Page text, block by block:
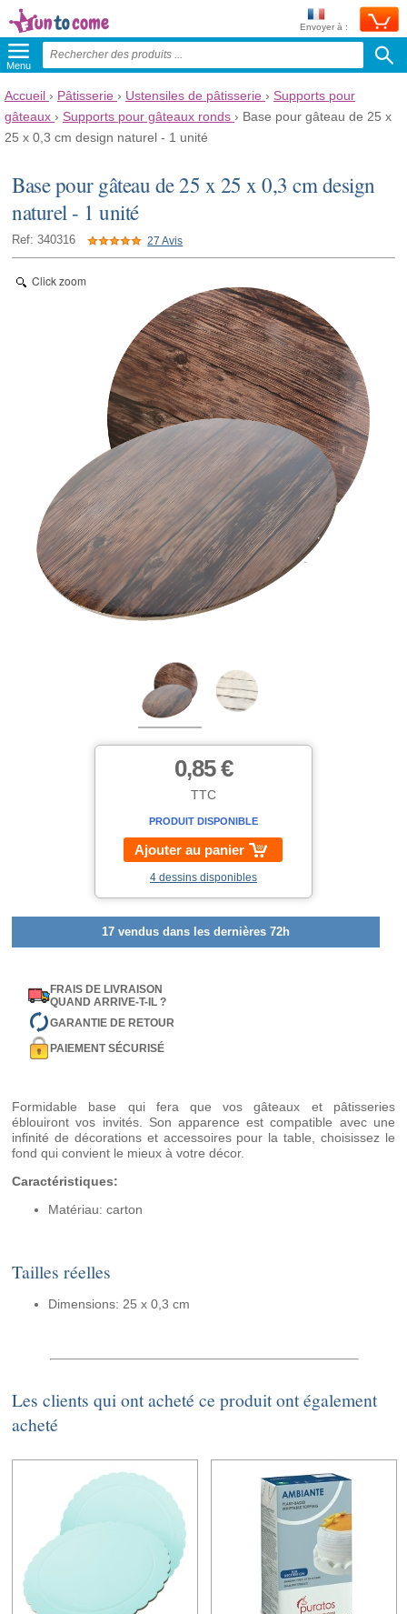
Envoyer à :
Menu
Accueil › Pâtisserie › Ustensiles de pâtisserie › Supports pour
gâteaux › Supports pour gâteaux ronds › Base pour gâteau de 25 x
25 x 0,3 cm design naturel - 1 unité
Base pour gâteau de 25 x 25 x 0,3 cm design
naturel - 1 unité
Ref: 340316 27 Avis
Click zoom
0,85 €
TTC
PRODUIT DISPONIBLE
Ajouter au panier
4 dessins disponibles
17 vendus dans les dernières 72h
FRAIS DE LIVRAISON
QUAND ARRIVE-T-IL ?
GARANTIE DE RETOUR
PAIEMENT SÉCURISÉ
Formidable base qui fera que vos gâteaux et pâtisseries
éblouiront vos invités. Son apparence est compatible avec une
infinité de décorations et accessoires pour la table, choisissez le
fond qui convient le mieux à votre décor.
Caractéristiques:
Matériau: carton
Tailles réelles
Dimensions: 25 x 0,3 cm
Les clients qui ont acheté ce produit ont également
acheté